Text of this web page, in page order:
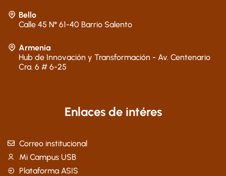
Bello
Calle 45 N° 61-40 Barrio Salento
Armenia
Hub de Innovación y Transformación - Av. Centenario
Cra. 6 # 6-25
Enlaces de intéres
Correo institucional
Mi Campus USB
Plataforma ASIS